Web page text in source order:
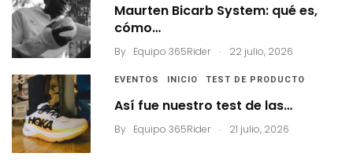
Maurten Bicarb System: qué es,
cómo…
By Equipo 365Rider . 22 julio, 2026
EVENTOS INICIO TEST DE PRODUCTO
Así fue nuestro test de las…
By Equipo 365Rider . 21 julio, 2026